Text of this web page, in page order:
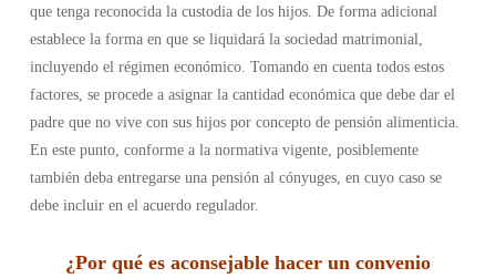
que tenga reconocida la custodia de los hijos. De forma adicional
establece la forma en que se liquidará la sociedad matrimonial,
incluyendo el régimen económico. Tomando en cuenta todos estos
factores, se procede a asignar la cantidad económica que debe dar el
padre que no vive con sus hijos por concepto de pensión alimenticia.
En este punto, conforme a la normativa vigente, posiblemente
también deba entregarse una pensión al cónyuges, en cuyo caso se
debe incluir en el acuerdo regulador.
¿Por qué es aconsejable hacer un convenio